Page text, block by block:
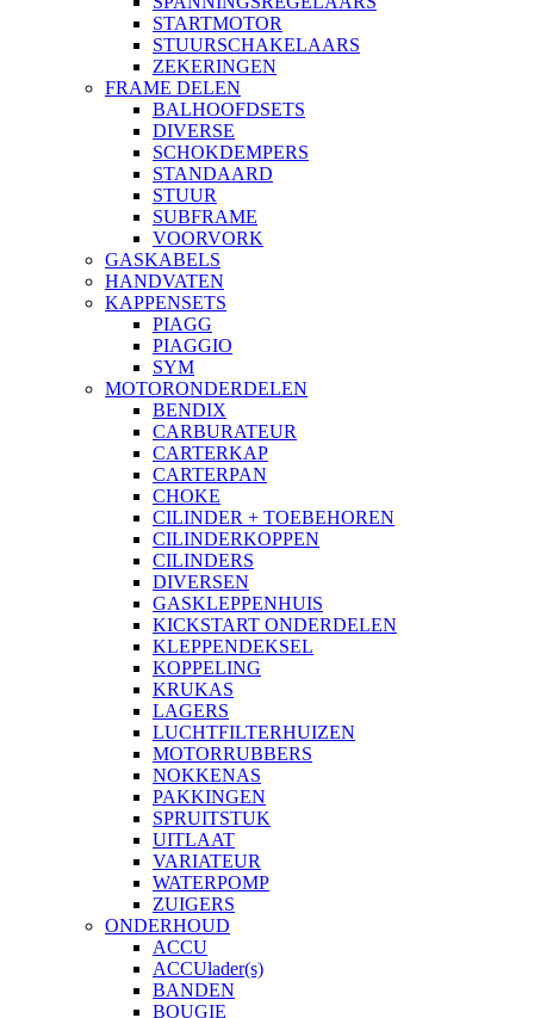
STARTMOTOR
STUURSCHAKELAARS
ZEKERINGEN
FRAME DELEN
BALHOOFDSETS
DIVERSE
SCHOKDEMPERS
STANDAARD
STUUR
SUBFRAME
VOORVORK
GASKABELS
HANDVATEN
KAPPENSETS
PIAGG
PIAGGIO
SYM
MOTORONDERDELEN
BENDIX
CARBURATEUR
CARTERKAP
CARTERPAN
CHOKE
CILINDER + TOEBEHOREN
CILINDERKOPPEN
CILINDERS
DIVERSEN
GASKLEPPENHUIS
KICKSTART ONDERDELEN
KLEPPENDEKSEL
KOPPELING
KRUKAS
LAGERS
LUCHTFILTERHUIZEN
MOTORRUBBERS
NOKKENAS
PAKKINGEN
SPRUITSTUK
UITLAAT
VARIATEUR
WATERPOMP
ZUIGERS
ONDERHOUD
ACCU
ACCUlader(s)
BANDEN
BOUGIE